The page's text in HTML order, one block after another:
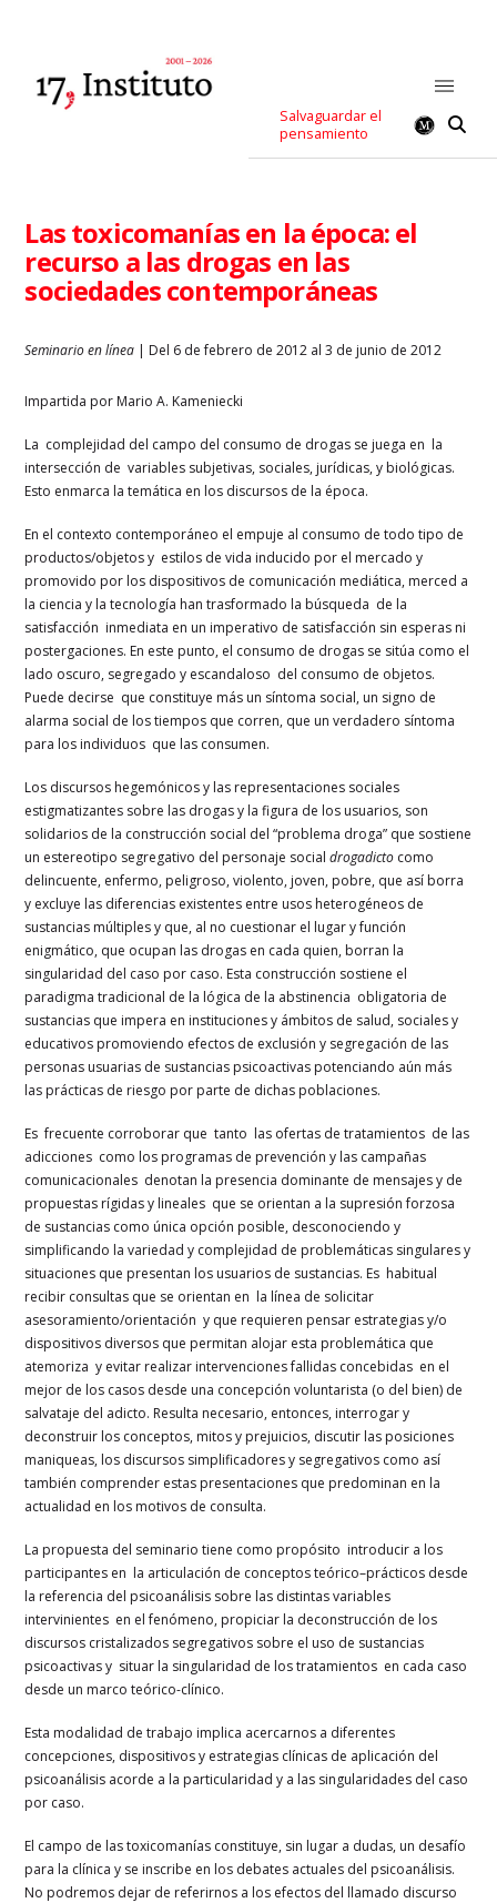
Salvaguardar el
pensamiento
Las toxicomanías en la época: el
recurso a las drogas en las
sociedades contemporáneas
Seminario en línea | Del 6 de febrero de 2012 al 3 de junio de 2012
Impartida por Mario A. Kameniecki
La complejidad del campo del consumo de drogas se juega en la
intersección de variables subjetivas, sociales, jurídicas, y biológicas.
Esto enmarca la temática en los discursos de la época.
En el contexto contemporáneo el empuje al consumo de todo tipo de
productos/objetos y estilos de vida inducido por el mercado y
promovido por los dispositivos de comunicación mediática, merced a
la ciencia y la tecnología han trasformado la búsqueda de la
satisfacción inmediata en un imperativo de satisfacción sin esperas ni
postergaciones. En este punto, el consumo de drogas se sitúa como el
lado oscuro, segregado y escandaloso del consumo de objetos.
Puede decirse que constituye más un síntoma social, un signo de
alarma social de los tiempos que corren, que un verdadero síntoma
para los individuos que las consumen.
Los discursos hegemónicos y las representaciones sociales
estigmatizantes sobre las drogas y la figura de los usuarios, son
solidarios de la construcción social del “problema droga” que sostiene
un estereotipo segregativo del personaje socialdrogadicto como
delincuente, enfermo, peligroso, violento, joven, pobre, que así borra
y excluye las diferencias existentes entre usos heterogéneos de
sustancias múltiples y que, al no cuestionar el lugar y función
enigmático, que ocupan las drogas en cada quien, borran la
singularidad del caso por caso. Esta construcción sostiene el
paradigma tradicional de la lógica de la abstinencia obligatoria de
sustancias que impera en instituciones y ámbitos de salud, sociales y
educativos promoviendo efectos de exclusión y segregación de las
personas usuarias de sustancias psicoactivas potenciando aún más
las prácticas de riesgo por parte de dichas poblaciones.
Es frecuente corroborar que tanto las ofertas de tratamientos de las
adicciones como los programas de prevención y las campañas
comunicacionales denotan la presencia dominante de mensajes y de
propuestas rígidas y lineales que se orientan a la supresión forzosa
de sustancias como única opción posible, desconociendo y
simplificando la variedad y complejidad de problemáticas singulares y
situaciones que presentan los usuarios de sustancias. Es habitual
recibir consultas que se orientan en la línea de solicitar
asesoramiento/orientación y que requieren pensar estrategias y/o
dispositivos diversos que permitan alojar esta problemática que
atemoriza y evitar realizar intervenciones fallidas concebidas en el
mejor de los casos desde una concepción voluntarista (o del bien) de
salvataje del adicto. Resulta necesario, entonces, interrogar y
deconstruir los conceptos, mitos y prejuicios, discutir las posiciones
maniqueas, los discursos simplificadores y segregativos como así
también comprender estas presentaciones que predominan en la
actualidad en los motivos de consulta.
La propuesta del seminario tiene como propósito introducir a los
participantes en la articulación de conceptos teórico–prácticos desde
la referencia del psicoanálisis sobre las distintas variables
intervinientes en el fenómeno, propiciar la deconstrucción de los
discursos cristalizados segregativos sobre el uso de sustancias
psicoactivas y situar la singularidad de los tratamientos en cada caso
desde un marco teórico-clínico.
Esta modalidad de trabajo implica acercarnos a diferentes
concepciones, dispositivos y estrategias clínicas de aplicación del
psicoanálisis acorde a la particularidad y a las singularidades del caso
por caso.
El campo de las toxicomanías constituye, sin lugar a dudas, un desafío
para la clínica y se inscribe en los debates actuales del psicoanálisis.
No podremos dejar de referirnos a los efectos del llamado discurso